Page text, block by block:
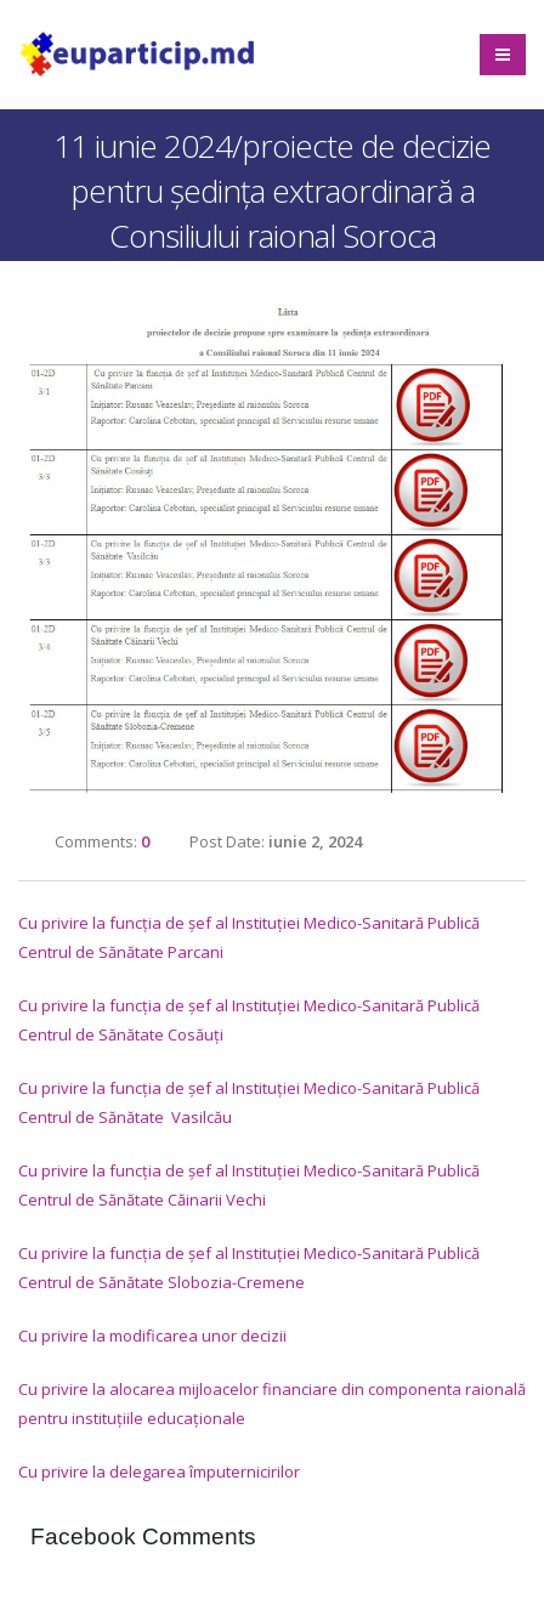
11 iunie 2024/proiecte de decizie
pentru ședința extraordinară a
Consiliului raional Soroca
Comments: 0 Post Date: iunie 2, 2024
Cu privire la funcția de șef al Instituției Medico-Sanitară Publică
Centrul de Sănătate Parcani
Cu privire la funcția de șef al Instituției Medico-Sanitară Publică
Centrul de Sănătate Cosăuți
Cu privire la funcția de șef al Instituției Medico-Sanitară Publică
Centrul de Sănătate Vasilcău
Cu privire la funcția de șef al Instituției Medico-Sanitară Publică
Centrul de Sănătate Căinarii Vechi
Cu privire la funcția de șef al Instituției Medico-Sanitară Publică
Centrul de Sănătate Slobozia-Cremene
Cu privire la modificarea unor decizii
Cu privire la alocarea mijloacelor financiare din componenta raională
pentru instituțiile educaționale
Cu privire la delegarea împuternicirilor
Facebook Comments